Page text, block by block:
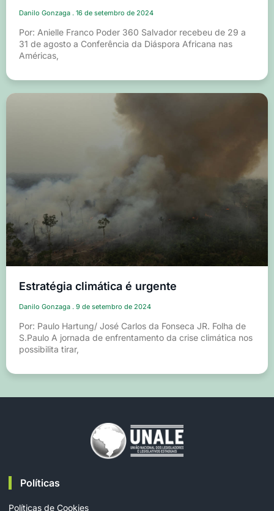
Danilo Gonzaga 16 de setembro de 2024
Por: Anielle Franco Poder 360 Salvador recebeu de 29 a
31 de agosto a Conferência da Diáspora Africana nas
Américas,
Estratégia climática é urgente
Danilo Gonzaga 9 de setembro de 2024
Por: Paulo Hartung/ José Carlos da Fonseca JR. Folha de
S.Paulo A jornada de enfrentamento da crise climática nos
possibilita tirar,
Políticas
Políticas de Cookies